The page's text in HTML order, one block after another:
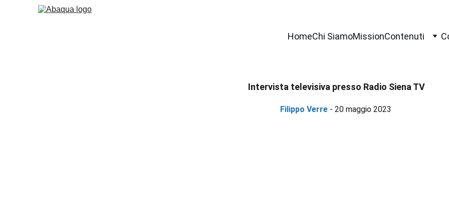
HomeChi SiamoMissionContenuti
Intervista televisiva presso Radio Siena TV
Filippo Verre - 20 maggio 2023